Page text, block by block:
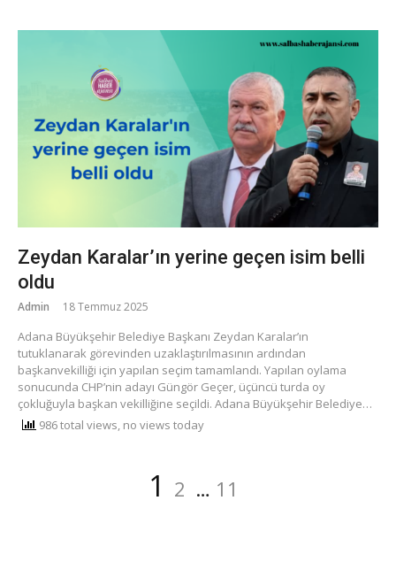
Zeydan Karalar’ın yerine geçen isim belli
oldu
Admin 18 Temmuz 2025
Adana Büyükşehir Belediye Başkanı Zeydan Karalar’ın
tutuklanarak görevinden uzaklaştırılmasının ardından
başkanvekilliği için yapılan seçim tamamlandı. Yapılan oylama
sonucunda CHP’nin adayı Güngör Geçer, üçüncü turda oy
çokluğuyla başkan vekilliğine seçildi. Adana Büyükşehir Belediye…
986 total views, no views today
Sayfa
1 Sayfa
2 … Sayfa
11